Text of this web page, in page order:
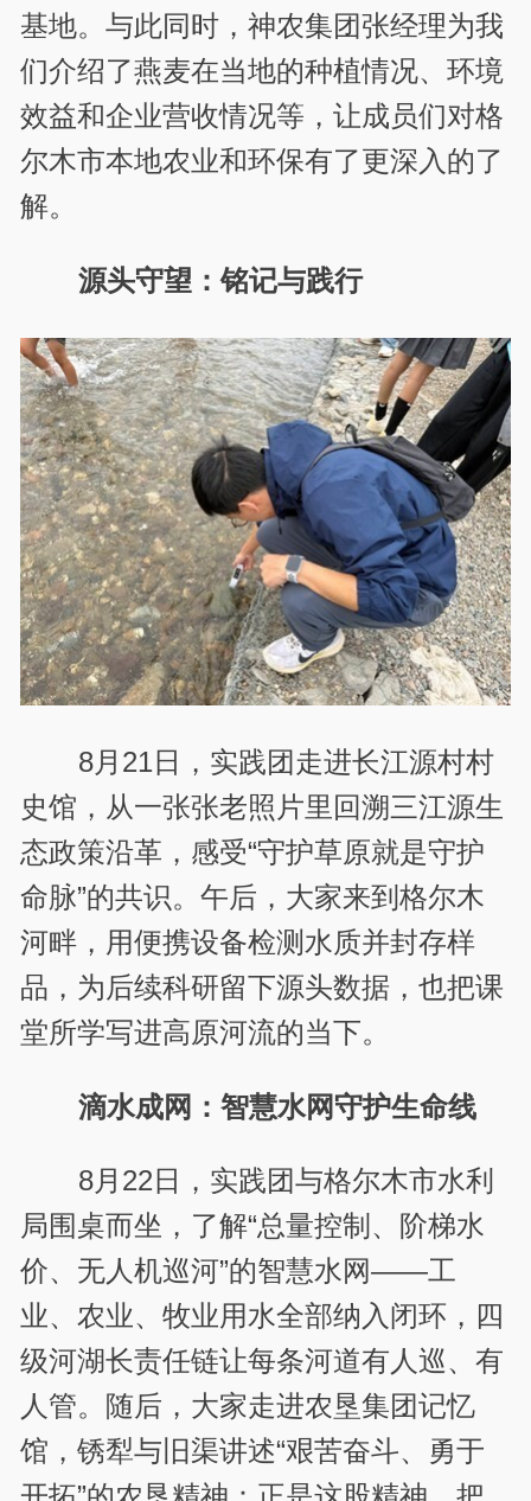
基地。与此同时，神农集团张经理为我
们介绍了燕麦在当地的种植情况、环境
效益和企业营收情况等，让成员们对格
尔木市本地农业和环保有了更深入的了
解。
源头守望：铭记与践行
8月21日，实践团走进长江源村村
史馆，从一张张老照片里回溯三江源生
态政策沿革，感受“守护草原就是守护
命脉”的共识。午后，大家来到格尔木
河畔，用便携设备检测水质并封存样
品，为后续科研留下源头数据，也把课
堂所学写进高原河流的当下。
滴水成网：智慧水网守护生命线
8月22日，实践团与格尔木市水利
局围桌而坐，了解“总量控制、阶梯水
价、无人机巡河”的智慧水网——工
业、农业、牧业用水全部纳入闭环，四
级河湖长责任链让每条河道有人巡、有
人管。随后，大家走进农垦集团记忆
馆，锈犁与旧渠讲述“艰苦奋斗、勇于